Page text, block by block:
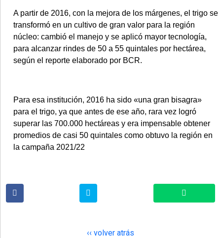
A partir de 2016, con la mejora de los márgenes, el trigo se
transformó en un cultivo de gran valor para la región
núcleo: cambió el manejo y se aplicó mayor tecnología,
para alcanzar rindes de 50 a 55 quintales por hectárea,
según el reporte elaborado por BCR.
Para esa institución, 2016 ha sido «una gran bisagra»
para el trigo, ya que antes de ese año, rara vez logró
superar las 700.000 hectáreas y era impensable obtener
promedios de casi 50 quintales como obtuvo la región en
la campaña 2021/22
‹‹ volver atrás